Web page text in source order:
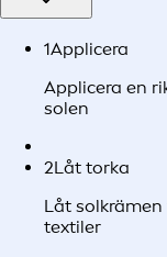
1Applicera
Applicera en
solen
2Låt torka
Låt
textiler